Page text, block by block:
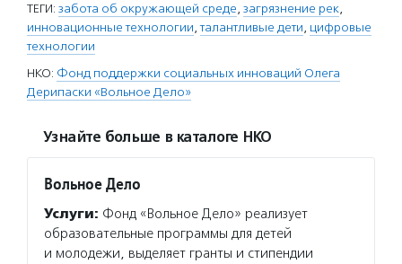
ТЕГИ: забота об окружающей среде, загрязнение рек,
инновационные технологии,талантливые дети, цифровые
технологии
НКО: Фонд поддержки социальных инноваций Олега
Дерипаски «Вольное Дело»
Узнайте больше в каталоге НКО
Вольное Дело
Услуги: Фонд «Вольное Дело» реализует
образовательные программы для детей
и молодежи, выделяет гранты и стипендии